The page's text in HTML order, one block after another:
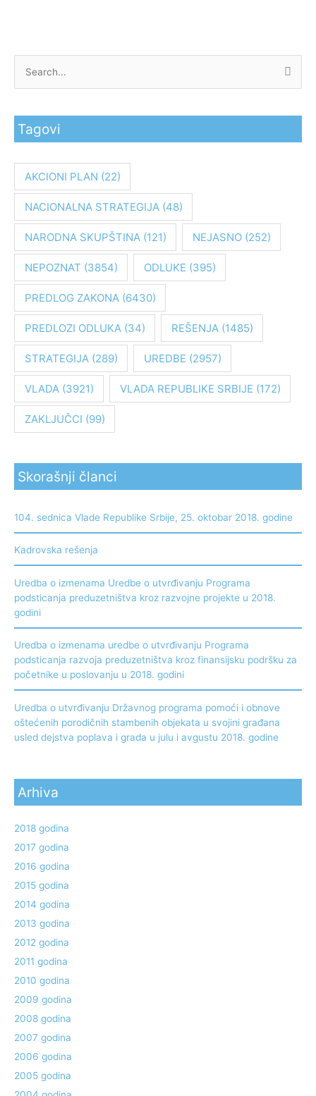
g
z
Tagovi
AKCIONI PLAN (22)
NACIONALNA STRATEGIJA(48)
NARODNA SKUPŠTINA(121) NEJASNO(252)
NEPOZNAT (3854) ODLUKE (395)
PREDLOG ZAKONA(6430)
PREDLOZI ODLUKA(34) REŠENJA(1485)
STRATEGIJA(289) UREDBE (2957)
VLADA(3921) VLADA REPUBLIKE SRBIJE (172)
ZAKLJUČCI (99)
Skorašnji članci
104. sednica Vlade Republike Srbije, 25. oktobar 2018. godine
Kadrovska rešenja
Uredba o izmenama Uredbe o utvrđivanju Programa
podsticanja preduzetništva kroz razvojne projekte u 2018.
godini
Uredba o izmenama uredbe o utvrđivanju Programa
podsticanja razvoja preduzetništva kroz finansijsku podršku za
početnike u poslovanju u 2018. godini
Uredba o utvrđivanju Državnog programa pomoći i obnove
oštećenih porodičnih stambenih objekata u svojini građana
usled dejstva poplava i grada u julu i avgustu 2018. godine
Arhiva
2018 godina
2017 godina
2016 godina
2015 godina
2014 godina
2013 godina
2012 godina
2011 godina
2010 godina
2009 godina
2008 godina
2007 godina
2006 godina
2005 godina